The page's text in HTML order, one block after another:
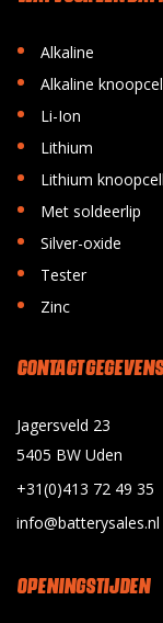
• Alkaline
• Alkaline
• Li-Ion
• Lithium
• Lithium
• Met soldeerlip
• Silver-oxide
• Tester
• Zinc
CONTACT GEGEVENS
Jagersveld 23
5405 BW Uden
+31(0)413 72 49 35
info@batterysales.nl
OPENINGSTIJDEN